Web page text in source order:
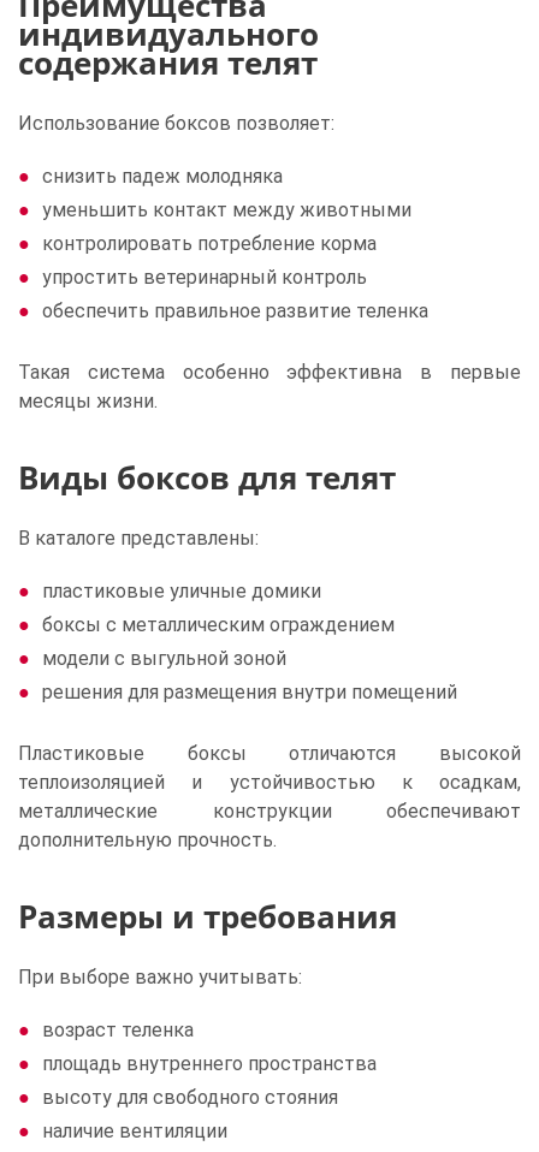
индивидуального
содержания телят
Использование боксов позволяет:
снизить падеж молодняка
уменьшить контакт между животными
контролировать потребление корма
упростить ветеринарный контроль
обеспечить правильное развитие теленка
Такая система особенно эффективна в первые
месяцы жизни.
Виды боксов для телят
В каталоге представлены:
пластиковые уличные домики
боксы с металлическим ограждением
модели с выгульной зоной
решения для размещения внутри помещений
Пластиковые боксы отличаются высокой
теплоизоляцией и устойчивостью к осадкам,
металлические конструкции обеспечивают
дополнительную прочность.
Размеры и требования
При выборе важно учитывать:
возраст теленка
площадь внутреннего пространства
высоту для свободного стояния
наличие вентиляции